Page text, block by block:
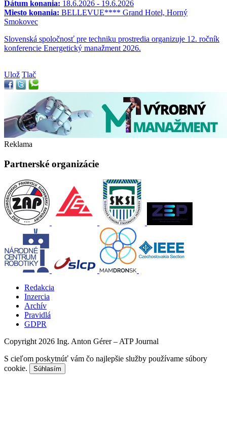
Dátum konania: 18.6.2026 - 19.6.2026
Miesto konania: BELLEVUE**** Grand Hotel, Horný
Smokovec
Slovenská spoločnosť pre techniku prostredia organizuje 12. ročník
konferencie Energetický manažment 2026.
Ulož Tlač
Reklama
Partnerské organizácie
Redakcia
Inzercia
Archív
Pravidlá
GDPR
Copyright 2026 Ing. Anton Gérer – ATP Journal
S cieľom poskytnúť vám čo najlepšie služby používame súbory
cookie.
Súhlasím